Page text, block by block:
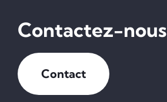
Contactez-nous
Contact